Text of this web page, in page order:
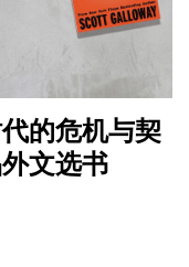
的危机与契
文选书